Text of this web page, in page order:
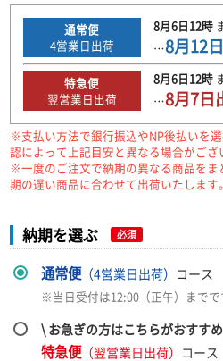
通常便
4営業日出荷
8月6日12時
…8月12日
特急便
翌営業日出荷
8月6日12時
…8月7日
※支払い方法で銀行振込やNP後払いを
認によって上記目安と異なる場合がござ
※一度のご注文で納期の異なる商品をま
期の遅い商品に合わせて出荷いたします。
納期を選ぶ 必須
通常便（4営業日出荷） コース
※当日受付は12:00（正午）までで
\ お急ぎの方はこちらがおすす
特急便（翌営業日出荷） コース